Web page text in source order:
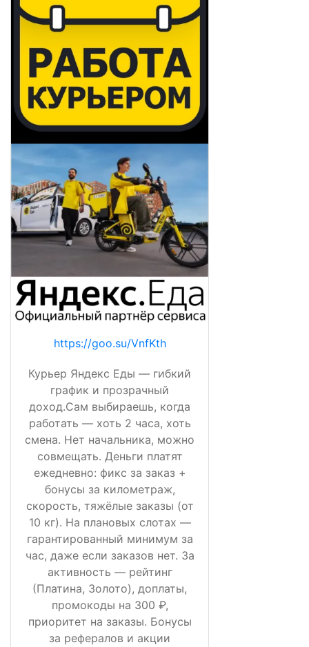
https://goo.su/VnfKth
Курьер Яндекс Еды — гибкий
график и прозрачный
доход.Сам выбираешь, когда
работать — хоть 2 часа, хоть
смена. Нет начальника, можно
совмещать. Деньги платят
ежедневно: фикс за заказ +
бонусы за километраж,
скорость, тяжёлые заказы (от
10 кг). На плановых слотах —
гарантированный минимум за
час, даже если заказов нет. За
активность — рейтинг
(Платина, Золото), доплаты,
промокоды на 300 ₽,
приоритет на заказы. Бонусы
за рефералов и акции